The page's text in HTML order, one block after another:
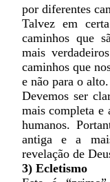
por diferentes
Talvez em
caminhos que
mais
caminhos que
e não para o alto.
Devemos ser
mais completa e
humanos.
antiga e a
revelação de
3) Ecletismo